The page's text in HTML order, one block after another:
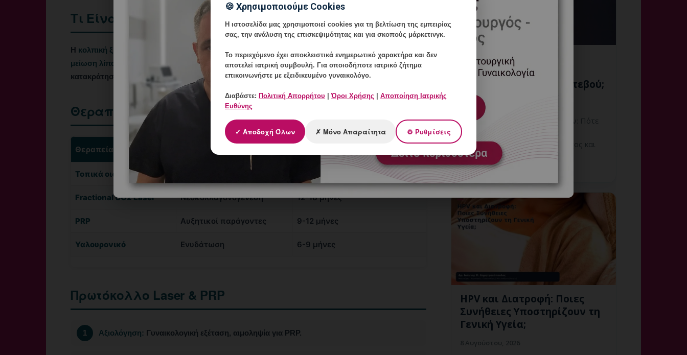
Τι Είναι η Αιδοιοκολπική Ξηρότητα
Η κολπική ξηρότητα οφείλεται σε πτώση οιστρογόνων με αποτέλεσμα
λέπτυνση βλεννογόνου,
μείωση λίπανσης, ελαστικότητας και αιμάτωσης. Προκαλεί δυσπαρευνία, καύσος, φαγούρα και
κατακράτηση ούρων.
Θεραπευτικές Επιλογές
Θεραπεία Μηχανισμός
Τοπικά οιστρογόνα
Fractional CO2 Laser Νεοκολλαγονογένεση 12-18 μήνες
PRP Αυξητικοί παράγοντες 9-12 μήνες
Υαλουρονικό Ενυδάτωση 6-9 μήνες
Πρωτόκολλο Laser & PRP
Αξιολόγηση: Γυναικολογική εξέταση, αιμοληψία για PRP.
Κονδυλώματα που
Αιμορραγούν: Πότε
Χρειάζεται Άμεσο Ραντεβού;
8 Αυγούστου, 2026
Κονδυλώματα που Αιμορραγούν: Πότε
Χρειάζεται Άμεσο Ραντεβού;
Εξειδικευμένη ενημέρωση, έλεγχος και
εξατομικευμένη γυναικολογική
καθοδήγηση στη Γλυφάδα.
HPV και Διατροφή: Ποιες
Συνήθειες Υποστηρίζουν τη
Γενική Υγεία;
🍪 Χρησιμοποιούμε Cookies
Η ιστοσελίδα μας χρησιμοποιεί cookies για τη βελτίωση της εμπειρίας
σας, την ανάλυση της επισκεψιμότητας και για σκοπούς μάρκετινγκ.
Το περιεχόμενο έχει αποκλειστικά ενημερωτικό χαρακτήρα και δεν
αποτελεί ιατρική συμβουλή. Για οποιοδήποτε ιατρικό ζήτημα
επικοινωνήστε με εξειδικευμένο γυναικολόγο.
Διαβάστε: Πολιτική Απορρήτου |Όροι Χρήσης | Αποποίηση Ιατρικής
Ευθύνης
✓ Αποδοχή Όλων ✗ Μόνο Απαραίτητα ⚙ Ρυθμίσεις